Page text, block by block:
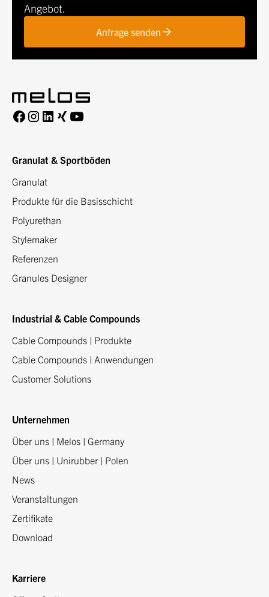
Angebot.
Anfrage senden
Granulat & Sportböden
Granulat
Produkte für die Basisschicht
Polyurethan
Stylemaker
Referenzen
Granules Designer
Industrial & Cable Compounds
Cable Compounds | Produkte
Cable Compounds | Anwendungen
Customer Solutions
Unternehmen
Über uns | Melos | Germany
Über uns | Unirubber | Polen
News
Veranstaltungen
Zertifikate
Download
Karriere